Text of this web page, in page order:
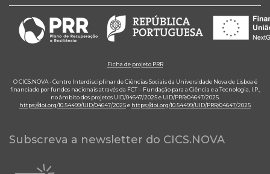
Ficha de projeto PRR
O CICS.NOVA - Centro Interdisciplinar de Ciências Sociais da Universidade Nova de Lisboa é
financiado por fundos nacionais através da FCT – Fundação para a Ciência e a Tecnologia, I.P.,
no âmbito dos projetos UID/04647/2025 e UID/PRR/04647/2025.
https://doi.org/10.54499/UID/04647/2025e https://doi.org/10.54499/UID/PRR/04647/2025
Subscreva a newsletter do CICS.NOVA